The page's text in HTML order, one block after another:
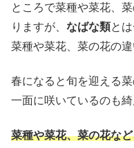
ところで菜種や菜花、
りますが、 なばな類と
菜種や菜花、菜の花の違
春になると旬を迎える菜
一面に咲いているのも綺
菜種や菜花、菜の花な